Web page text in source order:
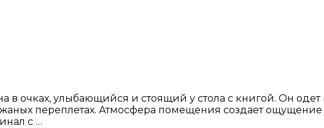
очках, улыбающийся и стоящий у стола с книгой. Он одет
переплетах. Атмосфера помещения создает ощущение
с …